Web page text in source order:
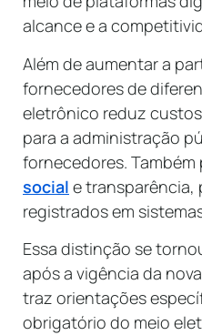
alcance e a
Além de aumentar a
fornecedores de
eletrônico reduz
para a administração
fornecedores. Também
social e transparência,
registrados em
Essa distinção se
após a vigência da
traz orientações
obrigatório do meio